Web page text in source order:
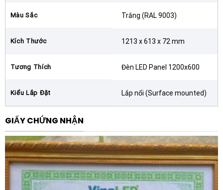
polycarbonate (PC) chịu lực hoặc các khớp nối vít
nhanh chóng ngay cả với một kỹ thuật viên duy
Lợi ích khi sử dụng Khung lắp nổi Panel
1200×600 LEDVANCE Surface Kit
Việc đầu tư vào một bộ phụ kiện chính hãng như Khung
lắp nổi Panel 1200×600 LEDVANCE Surface Kit mang
lại nhiều giá trị vượt trội so với các giải pháp gia công
thô sơ:
1. Tính thẩm mỹ đồng bộ:Sản phẩm có độ hoàn thiện
cực cao, các đường nét sắc sảo và màu sắc đồng nhất
Màu Sắc Trắng (RAL 9003)
Kích Thước 1213 x 613 x 72 mm
Tương Thích Đèn LED Panel 1200x600
Kiểu Lắp Đặt Lắp nổi (Surface mounted)
GIẤY CHỨNG NHẬN